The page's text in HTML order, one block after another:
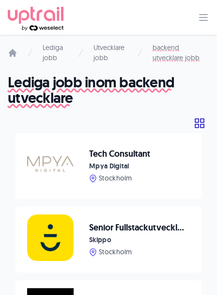
Lediga
jobb
Utvecklare
jobb
backend
utvecklare jobb
Lediga jobb inom backend
utvecklare
Tech Consultant
Mpya Digital
Stockholm
Senior Fullstackutvecklare på Nordens mest älskade navigationsapp och digital båtplattform
Skippo
Stockholm